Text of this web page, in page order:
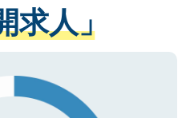
事業者のみに付与され
ークを取得済みです。
てもご安心ください。
。すぐにご転職をされ
なサポートが可能です
ください。
求人」